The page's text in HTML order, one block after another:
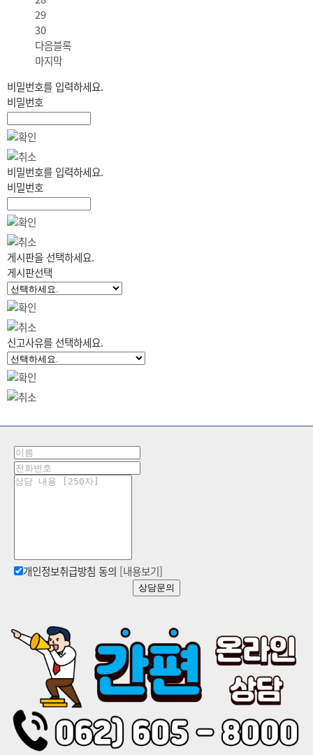
29
30
다음블록
마지막
비밀번호를 입력하세요.
비밀번호
비밀번호를 입력하세요.
비밀번호
게시판을 선택하세요.
게시판선택
신고사유를 선택하세요.
개인정보취급방침 동의 [내용보기]
상담문의